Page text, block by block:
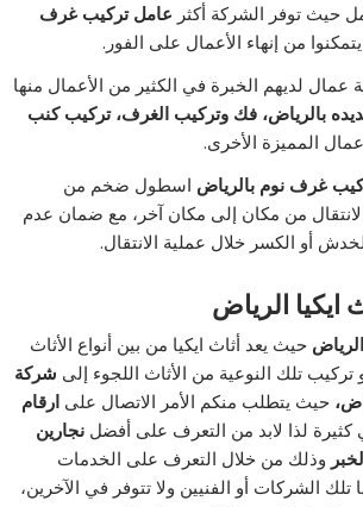
حيث توفر الشركة أكثر عامل تركيب غرف
من إنهاء الأعمال على الفور.
عمال لديهم الخبرة في الكثير من الأعمال منها
بالرياض، فك وتركيب الغرف، تركيب كنب
المميزة الأخرى.
غرف نوم بالرياض اسطول ضخم من
من مكان إلى مكان آخر، مع ضمان عدم
أو الكسر خلال عملية الانتقال.
ايكيا الرياض
حيث يعد أثاث ايكيا من بين أنواع الأثاث
تركيب تلك النوعية من الأثاث اللجوء إلى شركة
حيث يتطلب منكم الأمر الاتصال علىارقام
كثيرة لذا لابد من التعرف على أفضلنجارين
وذلك من خلال التعرف على الخدمات
تلك الشركات أو الفنيين ولا تتوفر في الآخرين،